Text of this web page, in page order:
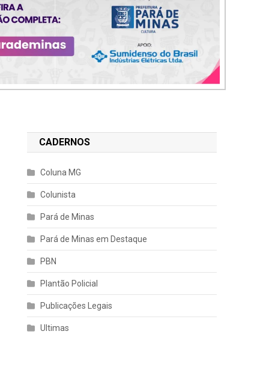
CADERNOS
Coluna MG
Colunista
Pará de Minas
Pará de Minas em Destaque
PBN
Plantão Policial
Publicações Legais
Ultimas